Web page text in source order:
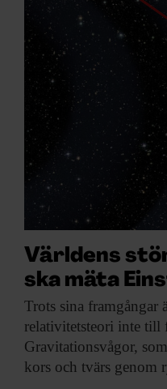
Världens
ska mäta
Trots sina framgångar
relativitetsteori inte till
Gravitationsvågor,
kors och tvärs genom